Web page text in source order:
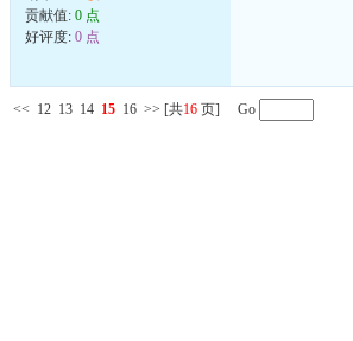
贡献值: 0 点
好评度: 0 点
<< 12 13 14 15 16 >> [共16 页] Go